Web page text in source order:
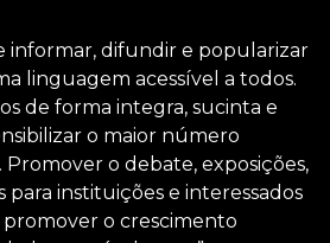
informar, difundir e popularizar
linguagem acessível a todos.
de forma integra, sucinta e
o maior número
Promover o debate, exposições,
instituições e interessados
o crescimento